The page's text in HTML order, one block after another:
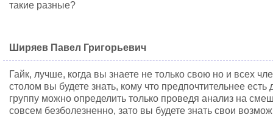
такие разные?
Ширяев Павел Григорьевич
Гайк, лучше, когда вы знаете не только свою но и всех
столом вы будете знать, кому что предпочтительнее
группу можно определить только проведя анализ на
совсем безболезненно, зато вы будете знать свои